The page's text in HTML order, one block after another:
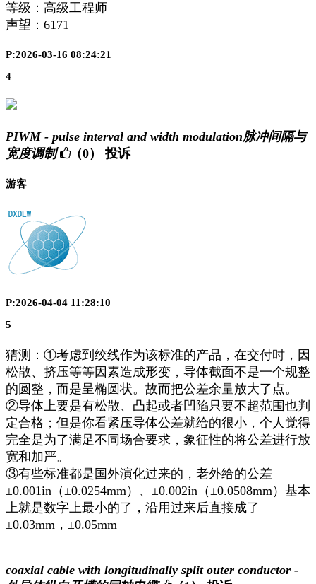
等级：高级工程师
声望： 6171
P:2026-03-16 08:24:21
4
PIWM - pulse interval and width modulation脉冲间隔与
宽度调制
（0） 投诉
游客
P:2026-04-04 11:28:10
5
猜测：①考虑到绞线作为该标准的产品，在交付时，因
松散、挤压等等因素造成形变，导体截面不是一个规整
的圆整，而是呈椭圆状。故而把公差余量放大了点。
②导体上要是有松散、凸起或者凹陷只要不超范围也判
定合格；但是你看紧压导体公差就给的很小，个人觉得
完全是为了满足不同场合要求，象征性的将公差进行放
宽和加严。
③有些标准都是国外演化过来的，老外给的公差
±0.001in（±0.0254mm）、±0.002in（±0.0508mm）基本
上就是数字上最小的了，沿用过来后直接成了
±0.03mm，±0.05mm
coaxial cable with longitudinally split outer conductor -